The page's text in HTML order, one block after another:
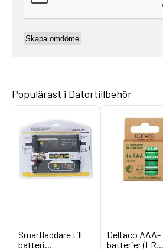
Populärast i Datortillbehör
Smartladdare till
batteri...
Deltaco AAA-
batterier (LR...